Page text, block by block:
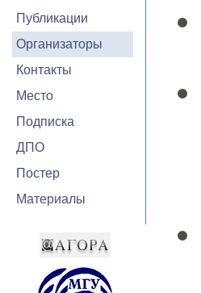
Публикации
Организаторы
Контакты
Место
Подписка
ДПО
Постер
Материалы